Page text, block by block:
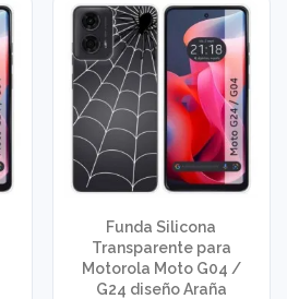
Funda Silicona
Transparente para
Motorola Moto G04 /
G24 diseño Araña